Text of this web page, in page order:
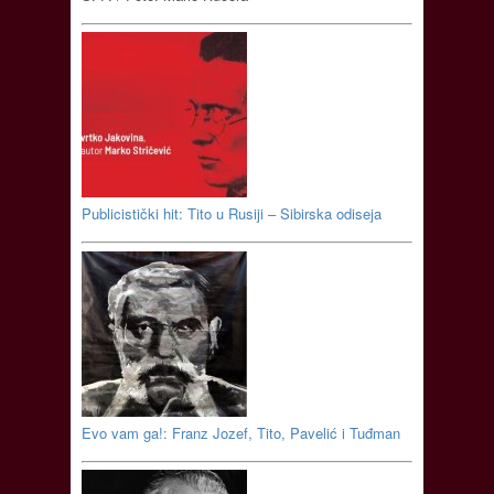
Publicistički hit: Tito u Rusiji – Sibirska odiseja
Evo vam ga!: Franz Jozef, Tito, Pavelić i Tuđman